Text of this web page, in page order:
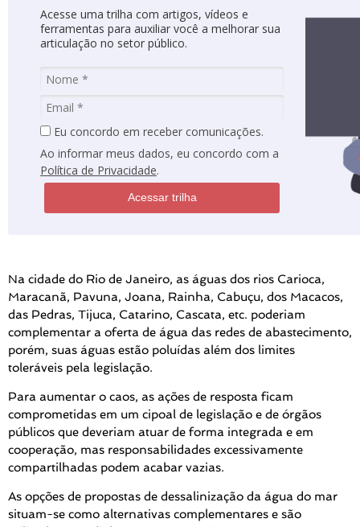
Acesse uma trilha com artigos, vídeos e
ferramentas para auxiliar você a melhorar sua
articulação no setor público.
Eu concordo em receber comunicações.
Ao informar meus dados, eu concordo com a
Política de Privacidade.
Acessar trilha
Na cidade do Rio de Janeiro, as águas dos rios Carioca,
Maracanã, Pavuna, Joana, Rainha, Cabuçu, dos Macacos,
das Pedras, Tijuca, Catarino, Cascata, etc. poderiam
complementar a oferta de água das redes de abastecimento,
porém, suas águas estão poluídas além dos limites
toleráveis pela legislação.
Para aumentar o caos, as ações de resposta ficam
comprometidas em um cipoal de legislação e de órgãos
públicos que deveriam atuar de forma integrada e em
cooperação, mas responsabilidades excessivamente
compartilhadas podem acabar vazias.
As opções de propostas de dessalinização da água do mar
situam-se como alternativas complementares e são